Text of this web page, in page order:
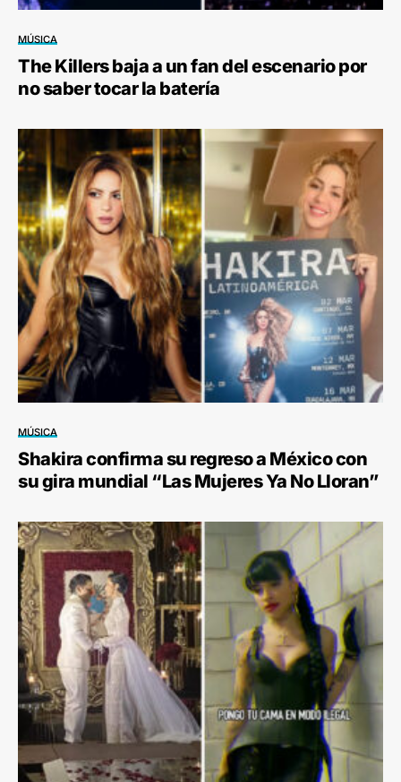
MÚSICA
The Killers baja a un fan del escenario por
no saber tocar la batería
MÚSICA
Shakira confirma su regreso a México con
su gira mundial “Las Mujeres Ya No Lloran”